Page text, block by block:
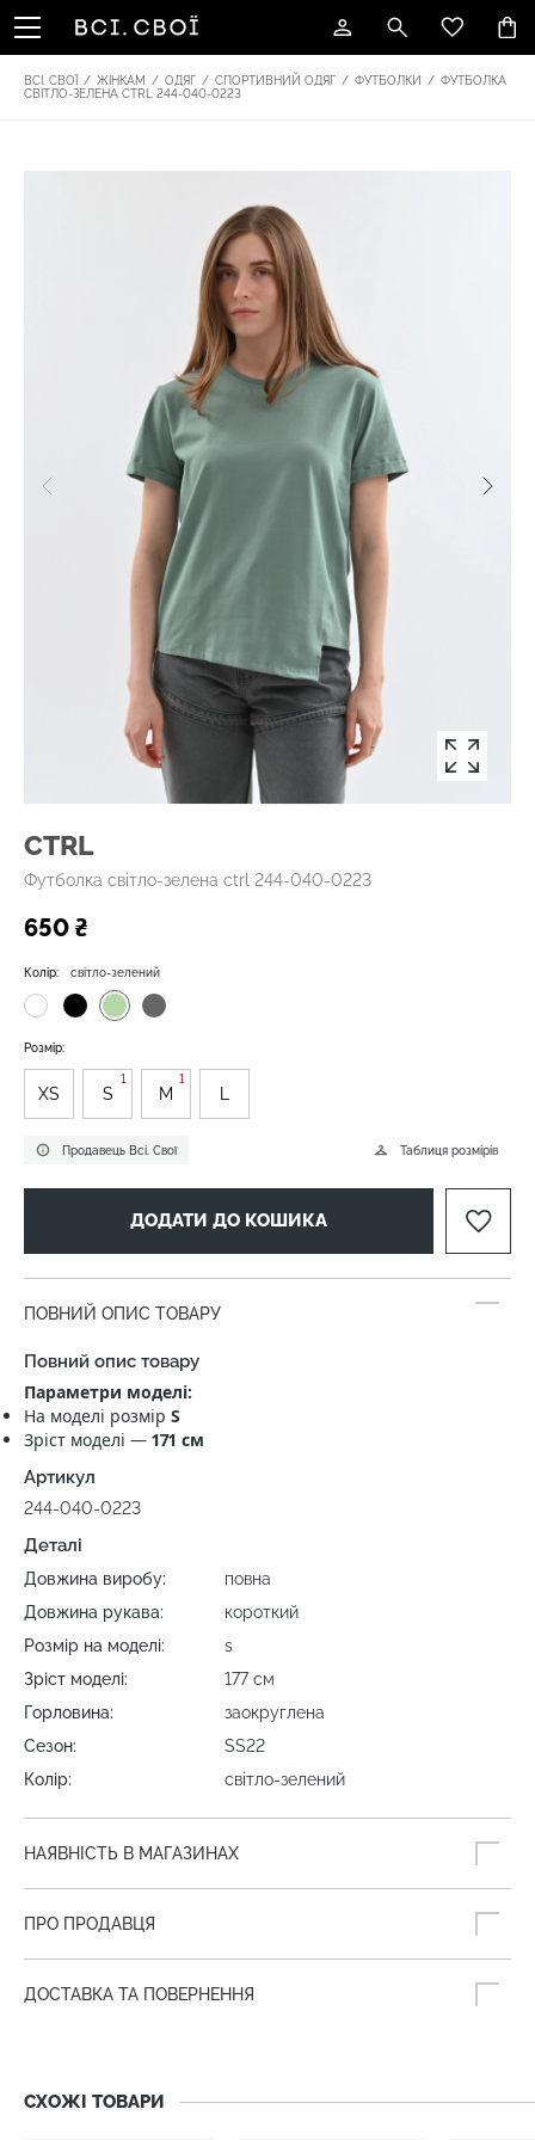
ВСІ. СВОЇ / ЖІНКАМ / ОДЯГ / СПОРТИВНИЙ ОДЯГ / ФУТБОЛКИ / ФУТБОЛКА
СВІТЛО-ЗЕЛЕНА CTRL 244-040-0223
CTRL
Футболка світло-зелена ctrl 244-040-0223
650 ₴
Продавець Всі. Свої
Колір: світло-зелений
Таблиця розмірів
Розмір:
XS S
1
M
1
L
ДОДАТИ ДО КОШИКА
ПОВНИЙ ОПИС ТОВАРУ
Повний опис товару
Параметри моделі:
На моделі розмір S
Зріст моделі — 171 см
Артикул
244-040-0223
Деталі
Довжина виробу:
повна
Довжина рукава:
короткий
Розмір на моделі:
s
Зріст моделі:
177 см
Горловина:
заокруглена
Сезон:
SS22
Колір:
світло-зелений
НАЯВНІСТЬ В МАГАЗИНАХ
ПРО ПРОДАВЦЯ
ДОСТАВКА ТА ПОВЕРНЕННЯ
СХОЖІ ТОВАРИ